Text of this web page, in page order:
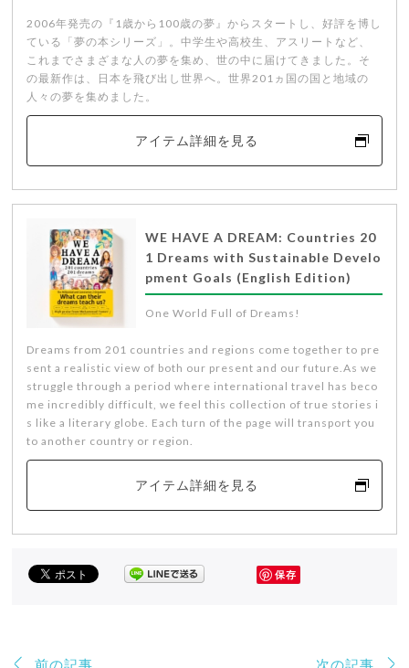
2006年発売の『1歳から100歳の夢』からスタートし、好評を博し
ている「夢の本シリーズ」。中学生や高校生、アスリートなど、
これまでさまざまな人の夢を集め、世の中に届けてきました。そ
の最新作は、日本を飛び出し世界へ。世界201ヵ国の国と地域の
人々の夢を集めました。
アイテム詳細を見る
WE HAVE A DREAM: Countries 20
1 Dreams with Sustainable Develo
pment Goals (English Edition)
One World Full of Dreams!
Dreams from 201 countries and regions come together to pre
sent a realistic view of both our present and our future.As we
struggle through a period where international travel has beco
me incredibly difficult, we feel this collection of true stories i
s like a literary globe. Each turn of the page will transport you
to another country or region.
アイテム詳細を見る
保存
前の記事 次の記事